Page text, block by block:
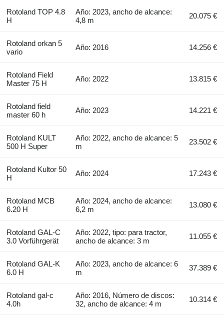
Rotoland TOP 4.8
H
Año: 2023, ancho de alcance:
4,8 m
20.075 €
Rotoland orkan 5
vario
Año: 2016 14.256 €
Rotoland Field
Master 75 H
Año: 2022 13.815 €
Rotoland field
master 60 h
Año: 2023 14.221 €
Rotoland KULT
500 H Super
Año: 2022, ancho de alcance: 5
m
23.502 €
Rotoland Kultor 50
H
Año: 2024 17.243 €
Rotoland MCB
6.20 H
Año: 2024, ancho de alcance:
6,2 m
13.080 €
Rotoland GAL-C
3.0 Vorführgerät
Año: 2022, tipo: para tractor,
ancho de alcance: 3 m
11.055 €
Rotoland GAL-K
6.0 H
Año: 2023, ancho de alcance: 6
m
37.389 €
Rotoland gal-c
4.0h
Año: 2016, Número de discos:
32, ancho de alcance: 4 m
10.314 €